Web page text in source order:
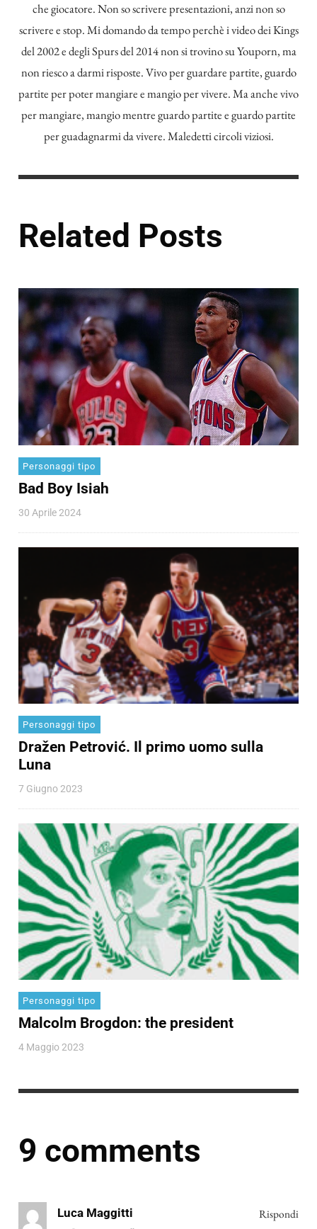
che giocatore. Non so scrivere presentazioni, anzi non so
scrivere e stop. Mi domando da tempo perchè i video dei Kings
del 2002 e degli Spurs del 2014 non si trovino su Youporn, ma
non riesco a darmi risposte. Vivo per guardare partite, guardo
partite per poter mangiare e mangio per vivere. Ma anche vivo
per mangiare, mangio mentre guardo partite e guardo partite
per guadagnarmi da vivere. Maledetti circoli viziosi.
Related Posts
Personaggi tipo
Bad Boy Isiah
30 Aprile 2024
Personaggi tipo
Dražen Petrović. Il primo uomo sulla
Luna
7 Giugno 2023
Personaggi tipo
Malcolm Brogdon: the president
4 Maggio 2023
9 comments
Luca Maggitti Rispondi